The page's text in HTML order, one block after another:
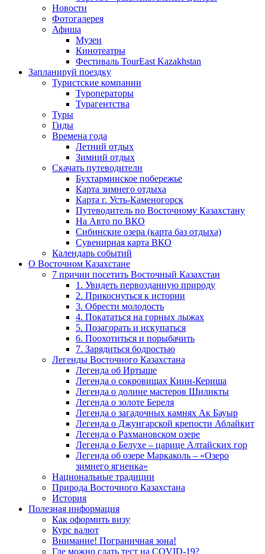
Новости
Фотогалерея
Афиша
Музеи
Кинотеатры
Фестиваль TourEast Kazakhstan
Запланируй поездку
Туристские компании
Туроператоры
Турагентства
Туры
Гиды
Времена года
Летний отдых
Зимний отдых
Скачать путеводители
Бухтарминское побережье
Карта зимнего отдыха
Карта г. Усть-Каменогорск
Путеводитель по Восточному Казахстану
На Авто по ВКО
Сибинские озера (карта баз отдыха)
Сувенирная карта ВКО
Календарь событий
О Восточном Казахстане
7 причин посетить Восточный Казахстан
1. Увидеть первозданную природу
2. Прикоснуться к истории
3. Обрести молодость
4. Покататься на горных лыжах
5. Позагорать и искупаться
6. Поохотиться и порыбачить
7. Зарядиться бодростью
Легенды Восточного Казахстана
Легенда об Иртыше
Легенда о сокровищах Киин-Кериша
Легенда о долине мастеров Шиликты
Легенда о золоте Береля
Легенда о загадочных камнях Ак Бауыр
Легенда о Джунгарской крепости Аблайкит
Легенда о Рахмановском озере
Легенда о Белухе – царице Алтайских гор
Легенда об озере Маркаколь – «Озеро
зимнего ягненка»
Национальные традиции
Природа Восточного Казахстана
История
Полезная информация
Как оформить визу
Курс валют
Внимание! Пограничная зона!
Где можно сдать тест на COVID-19?